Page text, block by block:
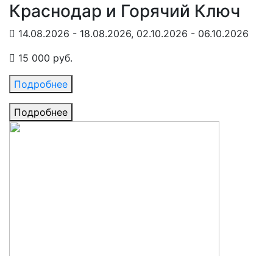
Краснодар и Горячий Ключ
14.08.2026 - 18.08.2026, 02.10.2026 - 06.10.2026
15 000 руб.
Подробнее
Подробнее